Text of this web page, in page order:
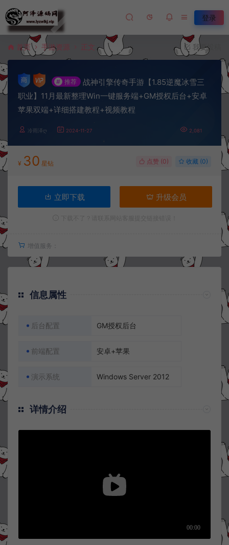
登录
首页 手游资源 正文 我要投稿
# 推荐
战神引擎传奇手游【1.85逆魔冰雪三
职业】11月最新整理Win一键服务端+GM授权后台+安卓
苹果双端+详细搭建教程+视频教程
冷雨泽ღ 2024-11-27 2,081
¥ 30 星钻 点赞 (0) 收藏 (0)
立即下载 升级会员
增值服务：
信息属性
后台配置 GM授权后台
前端配置 安卓+苹果
演示系统 Windows Server 2012
详情介绍